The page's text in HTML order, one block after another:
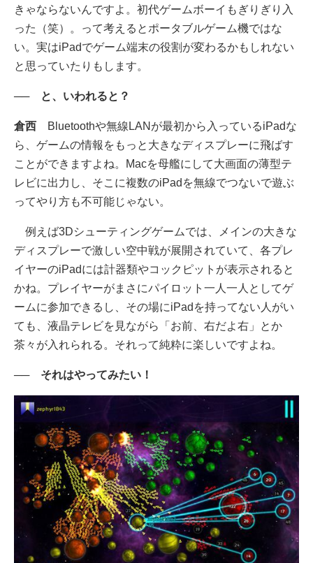
きゃならないんですよ。初代ゲームボーイもぎりぎり入
った（笑）。って考えるとポータブルゲーム機ではな
い。実はiPadでゲーム端末の役割が変わるかもしれない
と思っていたりもします。
── と、いわれると？
倉西 Bluetoothや無線LANが最初から入っているiPadな
ら、ゲームの情報をもっと大きなディスプレーに飛ばす
ことができますよね。Macを母艦にして大画面の薄型テ
レビに出力し、そこに複数のiPadを無線でつないで遊ぶ
ってやり方も不可能じゃない。
例えば3Dシューティングゲームでは、メインの大きな
ディスプレーで激しい空中戦が展開されていて、各プレ
イヤーのiPadには計器類やコックピットが表示されると
かね。プレイヤーがまさにパイロット一人一人としてゲ
ームに参加できるし、その場にiPadを持ってない人がい
ても、液晶テレビを見ながら「お前、右だよ右」とか
茶々が入れられる。それって純粋に楽しいですよね。
── それはやってみたい！